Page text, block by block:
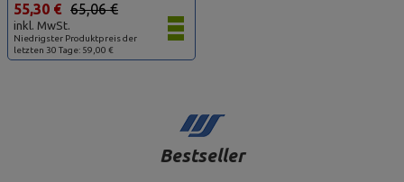
Niedrigster Produktpreis der
letzten 30 Tage: 59,00 €
65,06 €
55,30 €
inkl. MwSt.
Bestseller